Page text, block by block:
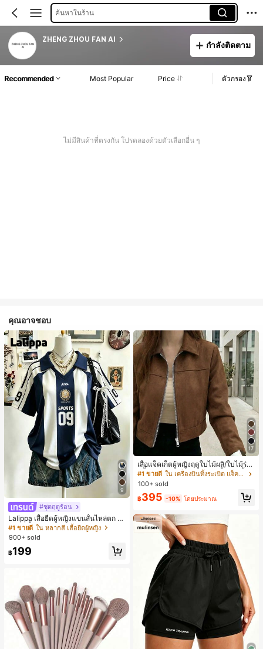
ค้นหาในร้าน
ZHENG ZHOU FAN AI
กำลังติดตาม
Recommended Most Popular Price ตัวกรอง
ไม่มีสินค้าที่ตรงกัน โปรดลองด้วยตัวเลือกอื่น ๆ
คุณอาจชอบ
9
#ชุดฤดูร้อน
Lalippa เสื้อยืดผู้หญิงแขนสั้นไหล่ตก ค
อวีปกเสื้อ ลายพิมพ์ดิจิทัลลายทาง สไตล์
สปอร์ตแฟชั่นมินิมอล ของขวัญสำหรับเ
พื่อน
#1 ขายดี ใน หลากสี เสื้อยืดผู้หญิง
900+ sold
฿199
17
เสื้อแจ็คเก็ตผู้หญิงฤดูใบไม้ผลิ/ใบไม้ร่วง
สีพื้น หนังเทียม สไตล์ปกคอเสื้อ ซิปขึ้น
แขนยาว สไตล์ลำลอง วิทยาลัย สนามบิ
น เสื้อนอก สีน้ำตาล สไตล์สบายๆ ฤดูใบ
ไม้ร่วง
#1 ขายดี
ใน เครื่องบินทิ้งระเบิด แจ็คเก็ตผู้หญิง
100+ sold
฿395 -10% โดยประมาณ